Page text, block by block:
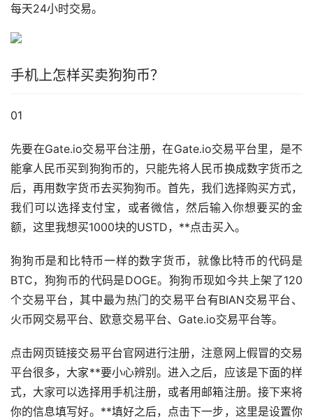
每天24小时交易。
手机上怎样买卖狗狗币？
01
先要在Gate.io交易平台注册，在Gate.io交易平台里，是不
能拿人民币买到狗狗币的，只能先将人民币换成数字货币之
后，再用数字货币去买狗狗币。首先，我们选择购买方式，
我们可以选择支付宝 ，或者微信，然后输入你想要买的金
额，这里我想买1000块的USTD，**点击买入。
狗狗币是和比特币一样的数字货币，就像比特币的代码是
BTC，狗狗币的代码是DOGE。狗狗币现如今共上架了120
个交易平台，其中最为热门的交易平台有BIAN交易平台、
火币网交易平台、欧意交易平台、Gate.io交易平台等。
点击网页链接交易平台官网进行注册，注意网上假冒的交易
平台很多，大家**要小心辨别。进入之后，应该是下面的样
式，大家可以选择用手机注册，或者用邮箱注册。接下来将
你的信息填写好。**填好之后，点击下一步，这里是设置你